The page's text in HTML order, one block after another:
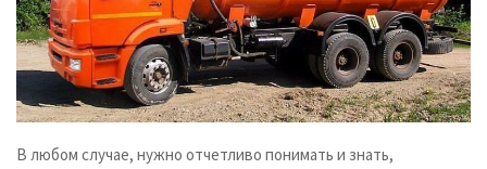
В любом случае, нужно отчетливо понимать и знать,